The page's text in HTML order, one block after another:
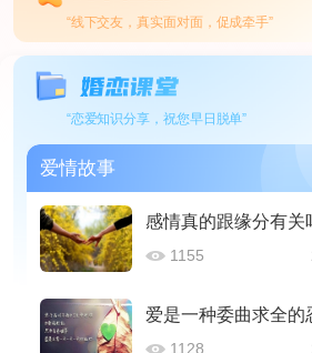
“线下交友，真实面对面，促成牵手”
“恋爱知识分享，祝您早日脱单”
爱情故事
感情真的跟缘分有关
1155
爱是一种委曲求全的
1128